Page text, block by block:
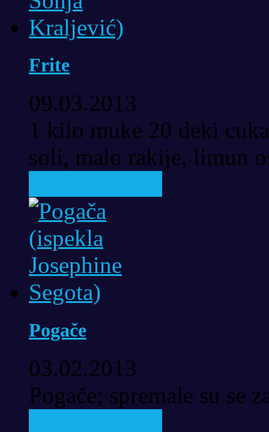
Frite
09.03.2013
1 kilo muke 20 deki
soli, malo rakije, limun
Pogače
03.02.2013
Pogače; spremale su se